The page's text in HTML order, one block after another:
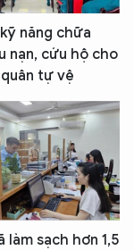
năng chữa
nạn, cứu hộ cho
tự vệ
làm sạch hơn 1,5